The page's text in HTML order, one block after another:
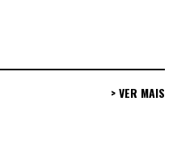
> VER MAIS